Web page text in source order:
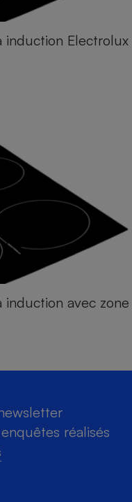
induction Electrolux
avec zone
réalisés